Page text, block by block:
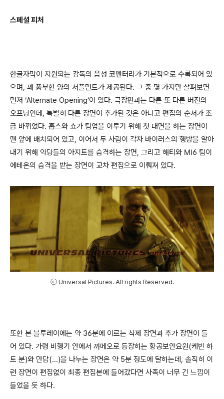
스페셜 피처
한글자막이 지원되는 감독의 음성 코멘터리가 기본적으로 수록되어 있
으며 , 꽤 풍부한 양의 서플먼트가 제공된다. 그 중 몇 가지만 살펴보면
먼저 ‘Alternate Opening’이 있다. 극장판과는 다른 또 다른 버전의
오프닝인데 , 특별히 다른 장면이 추가된 것은 아니고 편집의 순서가 조
금 바뀌었다. 홉스와 쇼가 팀업을 이루기 위해 첫 대면을 하는 장면이
맨 앞에 배치되어 있고, 이어서 두 사람이 각자 바이러스의 행방을 알아
내기 위해 악당들의 아지트를 습격하는 장면, 그리고 해티와 MI6 팀이
에테온의 습격을 받는 장면이 교차 편집으로 이뤄져 있다.
ⓒ Universal Pictures. All rights Reserved.
또한 본 블루레이에는 약 36분에 이르는 삭제 장면과 추가 장면이 들
어 있다. 가령 비행기 안에서 까메오로 등장하는 항공보안요원(케빈 하
트 분)와 만담(...)을 나누는 장면은 약 5분 정도에 달하는데, 솔직히 이
런 장면이 편집없이 최종 편집본에 들어갔다면 사족이 너무 긴 느낌이
들었을 듯 하다.